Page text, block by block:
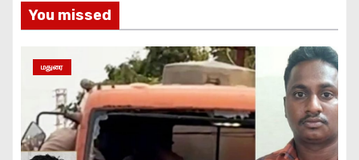
You missed
மதுரை